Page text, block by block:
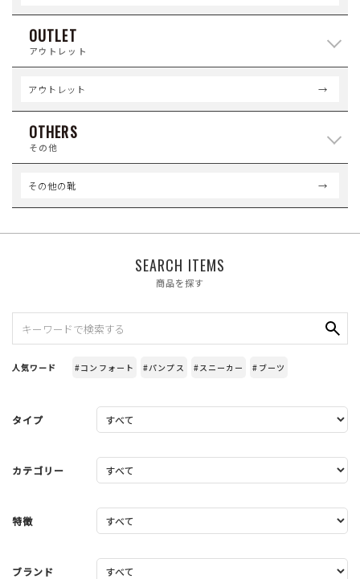
OUTLET
アウトレット
アウトレット
OTHERS
その他
その他の靴
SEARCH ITEMS
商品を探す
人気ワード #コンフォート #パンプス #スニーカー #ブーツ
タイプ
カテゴリー
特徴
ブランド